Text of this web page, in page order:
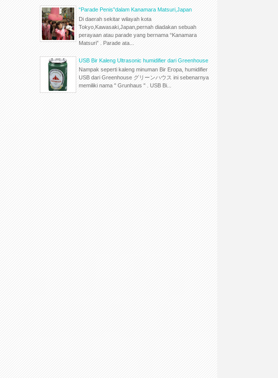
“Parade Penis”dalam Kanamara Matsuri,Japan
Di daerah sekitar wilayah kota
Tokyo,Kawasaki,Japan,pernah diadakan sebuah
perayaan atau parade yang bernama “Kanamara
Matsuri” . Parade ata...
USB Bir Kaleng Ultrasonic humidifier dari Greenhouse
Nampak seperti kaleng minuman Bir Eropa, humidifier
USB dari Greenhouse グリーンハウス ini sebenarnya
memiliki nama " Grunhaus " . USB Bi...